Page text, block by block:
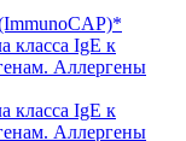
класса IgE к
Аллергены
класса IgE к
Аллергены